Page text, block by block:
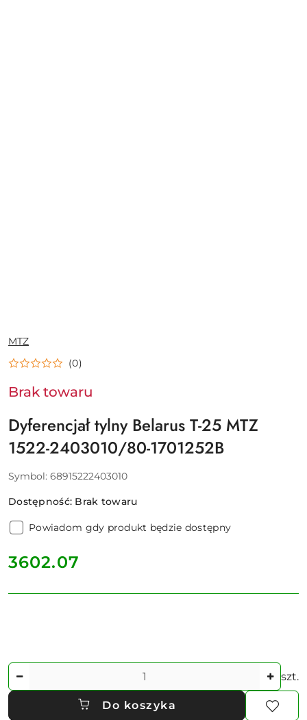
NAZWA
PRODUCENTA:
MTZ
(0)
Brak towaru
Dyferencjał tylny Belarus T-25 MTZ
1522-2403010/80-1701252B
Symbol: 68915222403010
Dostępność: Brak towaru
Powiadom gdy produkt będzie dostępny
cena:
3602.07
Ilość szt.
Do koszyka